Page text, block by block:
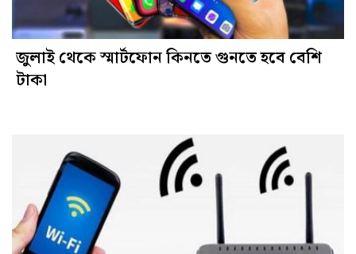
জুলাই থেকে স্মার্টফোন কিনতে গুনতে হবে বেশি
টাকা